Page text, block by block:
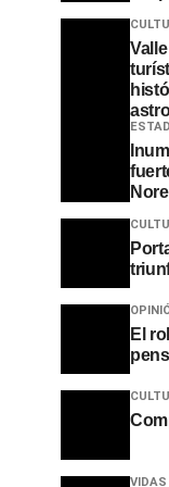
El
VIDAS